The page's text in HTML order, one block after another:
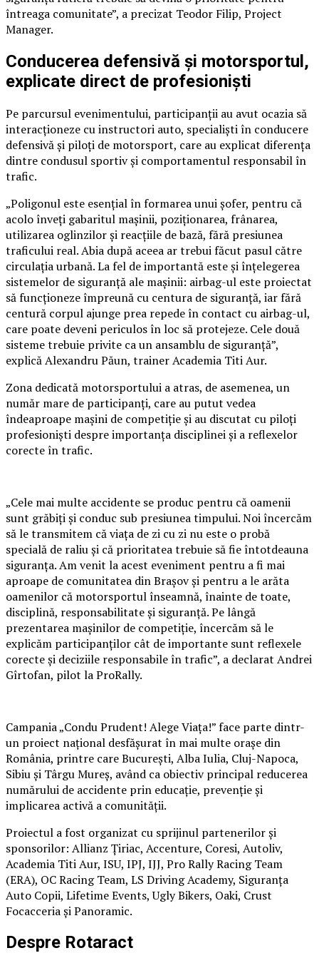
întreaga comunitate”, a precizat Teodor Filip, Project
Manager.
Conducerea defensivă și motorsportul,
explicate direct de profesioniști
Pe parcursul evenimentului, participanții au avut ocazia să
interacționeze cu instructori auto, specialiști în conducere
defensivă și piloți de motorsport, care au explicat diferența
dintre condusul sportiv și comportamentul responsabil în
trafic.
„Poligonul este esențial în formarea unui șofer, pentru că
acolo înveți gabaritul mașinii, poziționarea, frânarea,
utilizarea oglinzilor și reacțiile de bază, fără presiunea
traficului real. Abia după aceea ar trebui făcut pasul către
circulația urbană. La fel de importantă este și înțelegerea
sistemelor de siguranță ale mașinii: airbag-ul este proiectat
să funcționeze împreună cu centura de siguranță, iar fără
centură corpul ajunge prea repede în contact cu airbag-ul,
care poate deveni periculos în loc să protejeze. Cele două
sisteme trebuie privite ca un ansamblu de siguranță”,
explică Alexandru Păun, trainer Academia Titi Aur.
Zona dedicată motorsportului a atras, de asemenea, un
număr mare de participanți, care au putut vedea
îndeaproape mașini de competiție și au discutat cu piloți
profesioniști despre importanța disciplinei și a reflexelor
corecte în trafic.
„Cele mai multe accidente se produc pentru că oamenii
sunt grăbiți și conduc sub presiunea timpului. Noi încercăm
să le transmitem că viața de zi cu zi nu este o probă
specială de raliu și că prioritatea trebuie să fie întotdeauna
siguranța. Am venit la acest eveniment pentru a fi mai
aproape de comunitatea din Brașov și pentru a le arăta
oamenilor că motorsportul înseamnă, înainte de toate,
disciplină, responsabilitate și siguranță. Pe lângă
prezentarea mașinilor de competiție, încercăm să le
explicăm participanților cât de importante sunt reflexele
corecte și deciziile responsabile în trafic”, a declarat Andrei
Gîrtofan, pilot la ProRally.
Campania „Condu Prudent! Alege Viața!” face parte dintr-
un proiect național desfășurat în mai multe orașe din
România, printre care București, Alba Iulia, Cluj-Napoca,
Sibiu și Târgu Mureș, având ca obiectiv principal reducerea
numărului de accidente prin educație, prevenție și
implicarea activă a comunității.
Proiectul a fost organizat cu sprijinul partenerilor și
sponsorilor: Allianz Țiriac, Accenture, Coresi, Autoliv,
Academia Titi Aur, ISU, IPJ, IJJ, Pro Rally Racing Team
(ERA), OC Racing Team, LS Driving Academy, Siguranța
Auto Copii, Lifetime Events, Ugly Bikers, Oaki, Crust
Focacceria și Panoramic.
Despre Rotaract